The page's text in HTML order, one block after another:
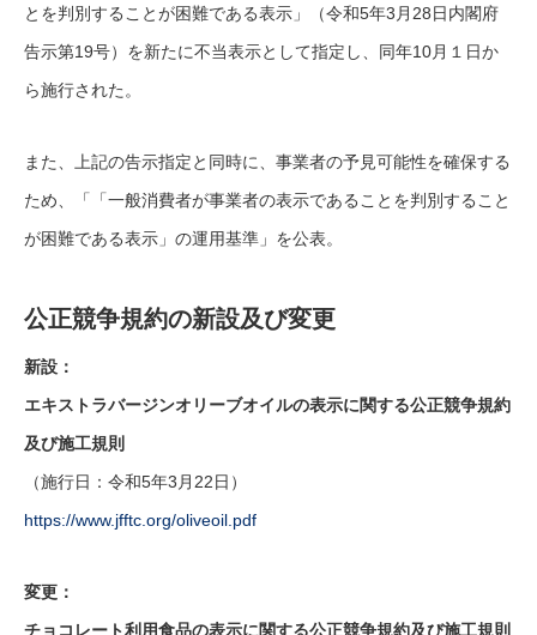
とを判別することが困難である表示」（令和5年3月28日内閣府
告示第19号）を新たに不当表示として指定し、同年10月１日か
ら施行された。
また、上記の告示指定と同時に、事業者の予見可能性を確保する
ため、「「一般消費者が事業者の表示であることを判別すること
が困難である表示」の運用基準」を公表。
公正競争規約の新設及び変更
新設：
エキストラバージンオリーブオイルの表示に関する公正競争規約
及び施工規則
（施行日：令和5年3月22日）
https://www.jfftc.org/oliveoil.pdf
変更：
チョコレート利用食品の表示に関する公正競争規約及び施工規則